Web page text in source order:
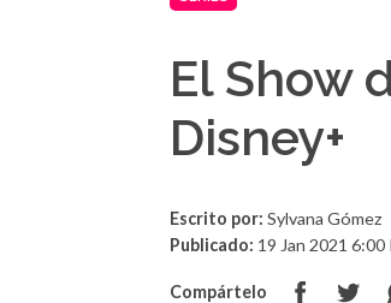
El Show
Disney+
Escrito por: Sylvana Gómez
Publicado: 19 Jan 2021 6:00
Compártelo